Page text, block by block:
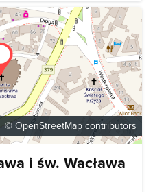
| © OpenStreetMap contributors
i św. Wacława